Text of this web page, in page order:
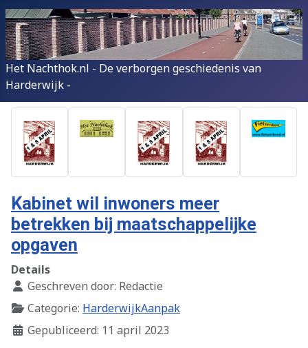
Het Nachthok.nl - De verborgen geschiedenis van
Harderwijk -
Kabinet wil inwoners meer
betrekken bij maatschappelijke
opgaven
Details
Geschreven door: Redactie
Categorie: HarderwijkAanpak
Gepubliceerd: 11 april 2023